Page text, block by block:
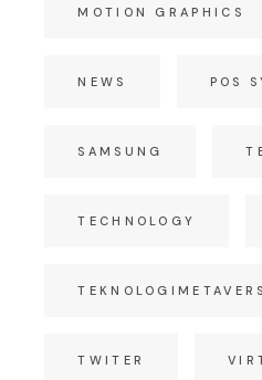
MOTION GRAPHICS
NEWS POS
SAMSUNG
TECHNOLOGY
TWITER